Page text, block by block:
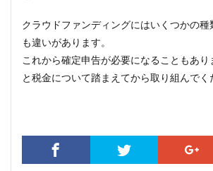
クラウドファンディングにはいくつかの種
も違いがあります。
これから確定申告が必要になることもあ
と税金について踏まえてから取り組んでく